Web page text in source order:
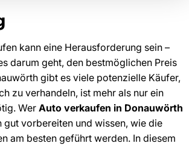
kann eine Herausforderung sein –
darum geht, den bestmöglichen Preis
gibt es viele potenzielle Käufer,
zu verhandeln, ist mehr als nur ein
Wer Auto verkaufen in Donauwörth
gut vorbereiten und wissen, wie die
am besten geführt werden. In diesem